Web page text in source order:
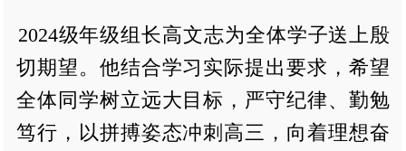
2024级年级组长高文志为全体学子送上殷
切期望。他结合学习实际提出要求，希望
全体同学树立远大目标，严守纪律、勤勉
笃行，以拼搏姿态冲刺高三，向着理想奋